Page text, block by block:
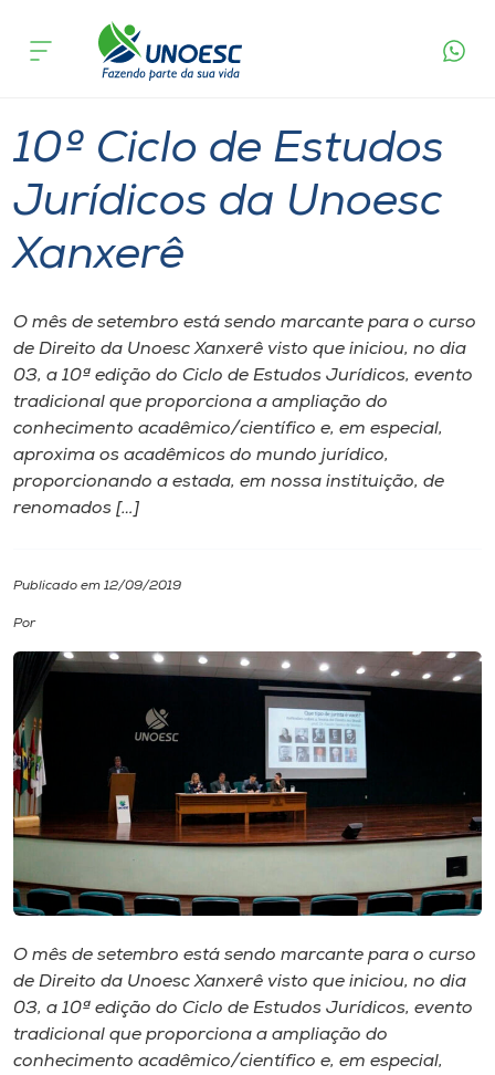
Cursos
Pesquisa
Atendimento ao Estudante
Portal de Ensino
A
Internacionalização
Cultura
CPA
Biblioteca
Museu
Unoesc
acontece
10º Ciclo de Estudos
Jurídicos da Unoesc
Xanxerê
O mês de setembro está sendo marcante para o curso
de Direito da Unoesc Xanxerê visto que iniciou, no dia
03, a 10ª edição do Ciclo de Estudos Jurídicos, evento
tradicional que proporciona a ampliação do
conhecimento acadêmico/científico e, em especial,
aproxima os acadêmicos do mundo jurídico,
proporcionando a estada, em nossa instituição, de
renomados […]
Publicado em 12/09/2019
Por
O mês de setembro está sendo marcante para o curso
de Direito da Unoesc Xanxerê visto que iniciou, no dia
03, a 10ª edição do Ciclo de Estudos Jurídicos, evento
tradicional que proporciona a ampliação do
conhecimento acadêmico/científico e, em especial,